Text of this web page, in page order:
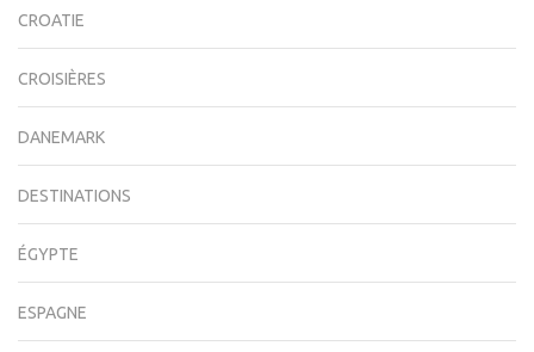
CROATIE
CROISIÈRES
DANEMARK
DESTINATIONS
ÉGYPTE
ESPAGNE